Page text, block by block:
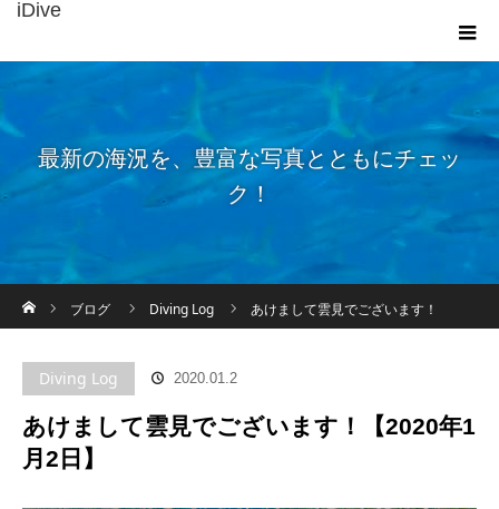
iDive
最新の海況を、豊富な写真とともにチェッ
ク！
ブログ
Diving Log あけまして雲見でございます！
Diving Log 2020.01.2
あけまして雲見でございます！【2020年1
月2日】